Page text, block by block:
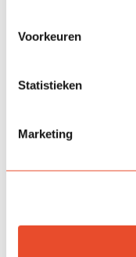
Voorkeuren
Statistieken
Marketing